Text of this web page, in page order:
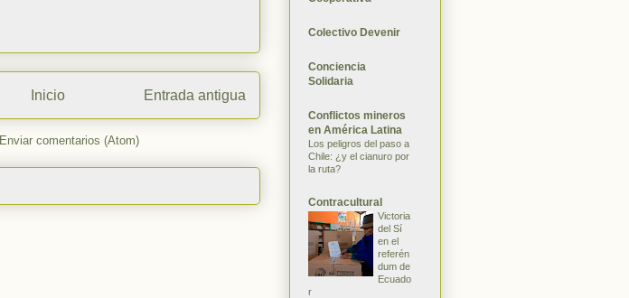
Entrada antigua
Inicio
Enviar comentarios (Atom)
Colectivo Devenir
Conciencia
Solidaria
Conflictos mineros
en América Latina
Los peligros del paso a
Chile: ¿y el cianuro por
la ruta?
Contracultural
Victoria
del Sí
en el
referén
dum de
Ecuado
r